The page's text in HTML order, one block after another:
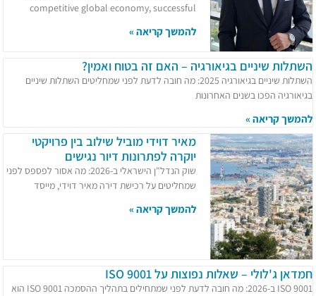
competitive global economy, successful
להמשך קריאה »
השתלות שיניים בגיאורגיה – האם זה בטוח ואמין?
השתלות שיניים בגיאורגיה 2025: מה חובה לדעת לפני שמחליטים השתלות שיניים
בגיאורגיה הפכו בשנים האחרונות
להמשך קריאה »
מאיר דוידי מוביל שילוב בין פרויקטי
יוקרה לפתרונות דיור נגישים
שוק הנדל"ן הישראלי ב-2026: מה אסור לפספס לפני
שמחליטים על רכישת דירה מאיר דוידי, מייסד
להמשך קריאה »
חמדאן ג'לולי – שאלות נפוצות על ISO 9001
ISO 9001 ב-2026: מה חובה לדעת לפני שמתחילים בתהליך ההסמכה ISO 9001 הוא